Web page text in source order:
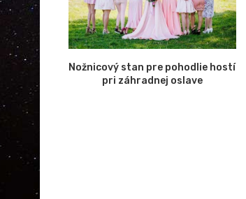
Nožnicový stan pre pohodlie hostí
pri záhradnej oslave